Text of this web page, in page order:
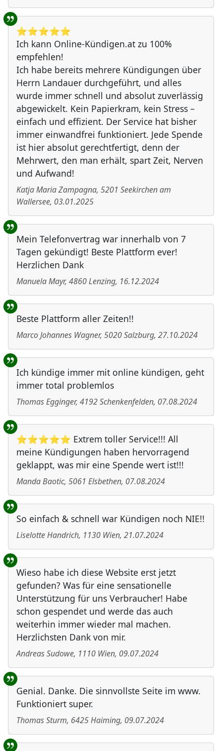
⭐️⭐️⭐️⭐️⭐️
Ich kann Online-Kündigen.at zu 100%
empfehlen!
Ich habe bereits mehrere Kündigungen über
Herrn Landauer durchgeführt, und alles
wurde immer schnell und absolut zuverlässig
abgewickelt. Kein Papierkram, kein Stress –
einfach und effizient. Der Service hat bisher
immer einwandfrei funktioniert. Jede Spende
ist hier absolut gerechtfertigt, denn der
Mehrwert, den man erhält, spart Zeit, Nerven
und Aufwand!
Katja Maria Zampagna, 5201 Seekirchen am
Wallersee, 03.01.2025
Mein Telefonvertrag war innerhalb von 7
Tagen gekündigt! Beste Plattform ever!
Herzlichen Dank
Manuela Mayr, 4860Lenzing, 16.12.2024
Beste Plattform aller Zeiten!!
Marco Johannes Wagner, 5020Salzburg, 27.10.2024
Ich kündige immer mit online kündigen, geht
immer total problemlos
Thomas Egginger, 4192Schenkenfelden, 07.08.2024
⭐⭐⭐⭐⭐ Extrem toller Service!!! All
meine Kündigungen haben hervorragend
geklappt, was mir eine Spende wert ist!!!
Manda Baotic, 5061 Elsbethen, 07.08.2024
So einfach & schnell war Kündigen noch NIE!!
Liselotte Handrich, 1130 Wien, 21.07.2024
Wieso habe ich diese Website erst jetzt
gefunden? Was für eine sensationelle
Unterstützung für uns Verbraucher! Habe
schon gespendet und werde das auch
weiterhin immer wieder mal machen.
Herzlichsten Dank von mir.
Andreas Sudowe, 1110 Wien, 09.07.2024
Genial. Danke. Die sinnvollste Seite im www.
Funktioniert super.
Thomas Sturm, 6425Haiming, 09.07.2024